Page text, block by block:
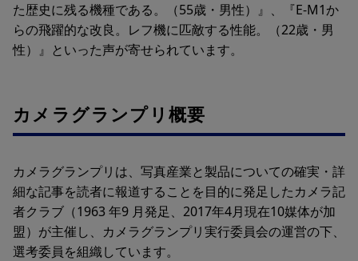
た歴史に残る機種である。（55歳・男性）』、『E-M1か
らの飛躍的な改良。レフ機に匹敵する性能。（22歳・男
性）』といった声が寄せられています。
カメラグランプリ概要
カメラグランプリは、写真産業と製品についての確実・詳
細な記事を読者に報道することを目的に発足したカメラ記
者クラブ（1963 年9 月発足、2017年4月現在10媒体が加
盟）が主催し、カメラグランプリ実行委員会の運営の下、
選考委員を組織しています。